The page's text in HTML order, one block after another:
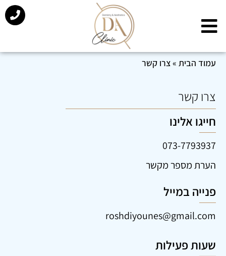
עמוד הבית »צרו קשר
צרו קשר
חייגו אלינו
073-7793937
הערת מספר מקשר
פנייה במייל
roshdiyounes@gmail.com
שעות פעילות